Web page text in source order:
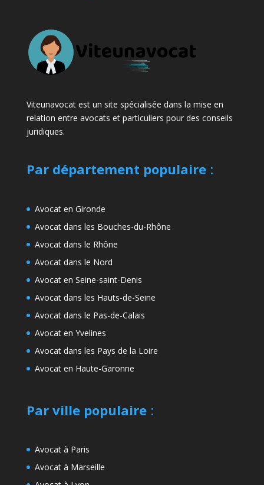
Viteunavocat est un site spécialisée dans la mise en
relation entre avocats et particuliers pour des conseils
juridiques.
Par département populaire:
Avocat en Gironde
Avocat dans les Bouches-du-Rhône
Avocat dans le Rhône
Avocat dans le Nord
Avocat en Seine-saint-Denis
Avocat dans les Hauts-de-Seine
Avocat dans le Pas-de-Calais
Avocat en Yvelines
Avocat dans les Pays de la Loire
Avocat en Haute-Garonne
Par ville populaire:
Avocat à Paris
Avocat à Marseille